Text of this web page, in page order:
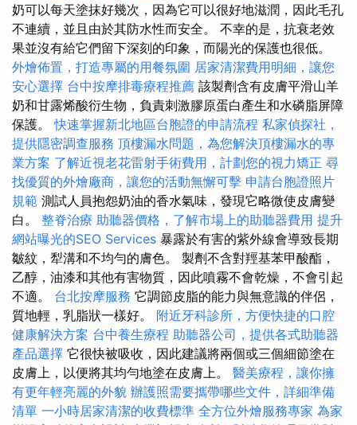
奶可以每天塗抹好幾次，因為它可以很好地滋潤，因此毛孔
不連續，並且由於其防水性而安全。 不幸的是，抗衰老效
果並沒有給它們留下深刻的印象，而陽光的保護也很低。
外燴佈置，打造專屬的用餐氛圍 居家清潔費用明細，讓您
安心選擇 台中按摩排毒療程推薦 該製劑含有皮膚平滑山羊
奶和甘露烯酸衍生物，負責刺激膠原蛋白產生和水磷脂屏障
保護。快速掌握新北地區台胞證的申請流程 私家偵探社，
提供隱密調查服務 頂樓漏水問題，為您解決頂樓漏水的專
業方案 了解近視老花雷射手術費用，計劃您的視力矯正 尋
找優質的外燴廠商，讓您的活動無懈可擊 申請台胞證照片
規範 測試人員抱怨奶油的香水氣味，發現它略微使皮膚變
白。 整脊治療 助聽器價格，了解市場上的助聽器費用 提升
網站曝光的SEO Services 暴露於有害的紫外線會導致長期
皺紋，犁溝和不均勻的膚色。 製劑不含對羥基苯甲酸酯，
乙醇，油漆和其他有害物質，因此噴霧不會乾燥，不會引起
不適。 台北按摩服務 它調節皮脂的能力與無意識的伴侶，
質地輕，乳脂狀一樣好。 附近牙科診所，方便快捷的口腔
健康解決方案 台中養生療程 助聽器公司，提供各式助聽器
產品選擇 它很快被吸收，因此建議將兩個或三個細節塗在
皮膚上，以便將其均勻地塗在皮膚上。 醫美療程，讓你擁
有更年輕亮麗的外貌 辦護照需要攜帶哪些文件，詳細準備
清單 一小時居家清潔的收費標準 全方位外燴服務專家 為家